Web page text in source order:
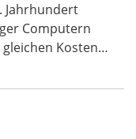
Jahrhundert
Computern
Kosten…